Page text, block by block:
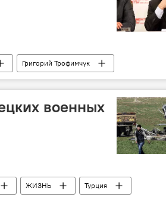
Григорий Трофимчук
военных
ЖИЗНЬ Турция